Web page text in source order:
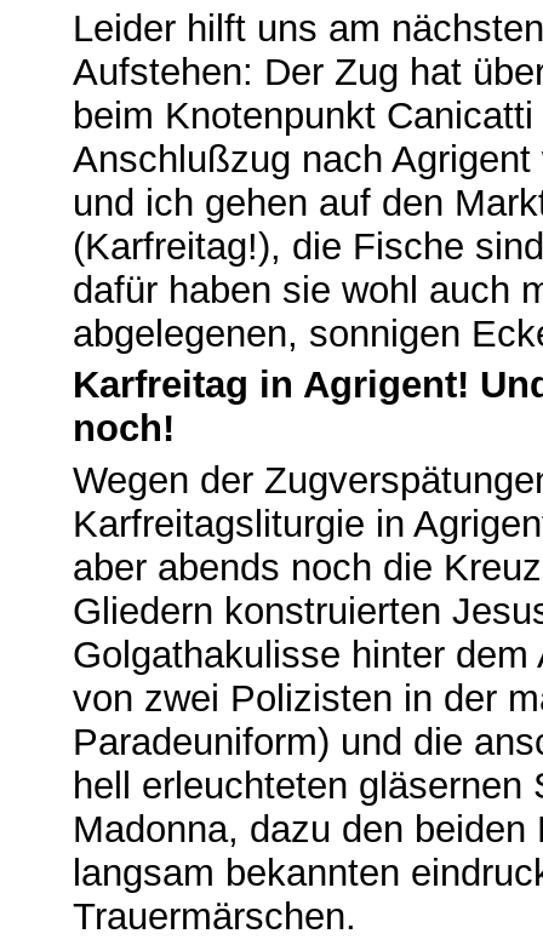
Leider hilft uns am
Aufstehen: Der Zug hat
beim Knotenpunkt
Anschlußzug nach
und ich gehen auf den
(Karfreitag!), die Fische
dafür haben sie wohl auch
abgelegenen, sonnigen
Karfreitag in Agrigent!
noch!
Wegen der
Karfreitagsliturgie in
aber abends noch die
Gliedern konstruierten
Golgathakulisse hinter
von zwei Polizisten in der
Paradeuniform) und die
hell erleuchteten
Madonna, dazu den
langsam bekannten
Trauermärschen.